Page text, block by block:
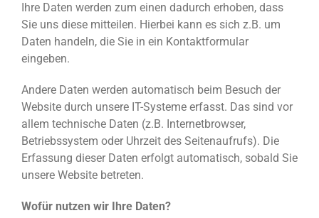
Ihre Daten werden zum einen dadurch erhoben, dass
Sie uns diese mitteilen. Hierbei kann es sich z.B. um
Daten handeln, die Sie in ein Kontaktformular
eingeben.
Andere Daten werden automatisch beim Besuch der
Website durch unsere IT-Systeme erfasst. Das sind vor
allem technische Daten (z.B. Internetbrowser,
Betriebssystem oder Uhrzeit des Seitenaufrufs). Die
Erfassung dieser Daten erfolgt automatisch, sobald Sie
unsere Website betreten.
Wofür nutzen wir Ihre Daten?